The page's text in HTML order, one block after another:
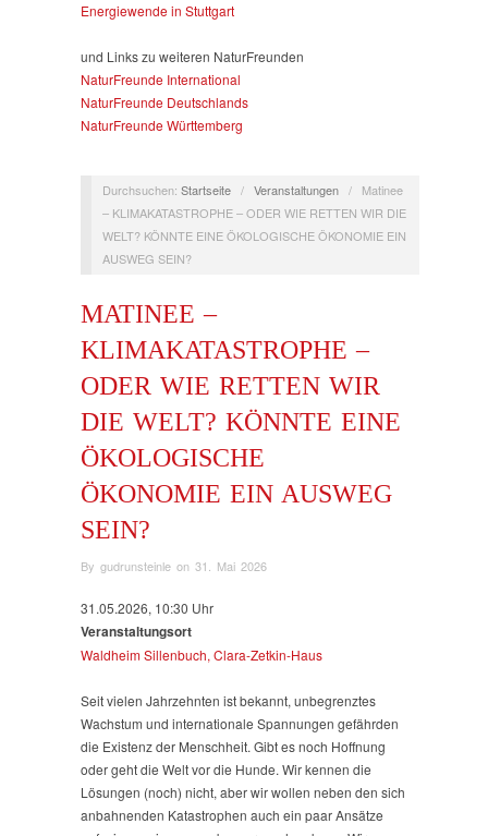
Energiewende in Stuttgart
und Links zu weiteren NaturFreunden
NaturFreunde International
NaturFreunde Deutschlands
NaturFreunde Württemberg
Durchsuchen: Startseite / Veranstaltungen /
Matinee
– KLIMAKATASTROPHE – ODER WIE RETTEN WIR DIE
WELT? KÖNNTE EINE ÖKOLOGISCHE ÖKONOMIE EIN
AUSWEG SEIN?
MATINEE –
KLIMAKATASTROPHE –
ODER WIE RETTEN WIR
DIE WELT? KÖNNTE EINE
ÖKOLOGISCHE
ÖKONOMIE EIN AUSWEG
SEIN?
By gudrunsteinle on 31. Mai 2026
31.05.2026, 10:30 Uhr
Veranstaltungsort
Waldheim Sillenbuch, Clara-Zetkin-Haus
Seit vielen Jahrzehnten ist bekannt, unbegrenztes
Wachstum und internationale Spannungen gefährden
die Existenz der Menschheit. Gibt es noch Hoffnung
oder geht die Welt vor die Hunde. Wir kennen die
Lösungen (noch) nicht, aber wir wollen neben den sich
anbahnenden Katastrophen auch ein paar Ansätze